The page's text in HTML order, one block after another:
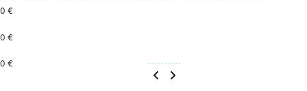
0 €
0 €
0 €